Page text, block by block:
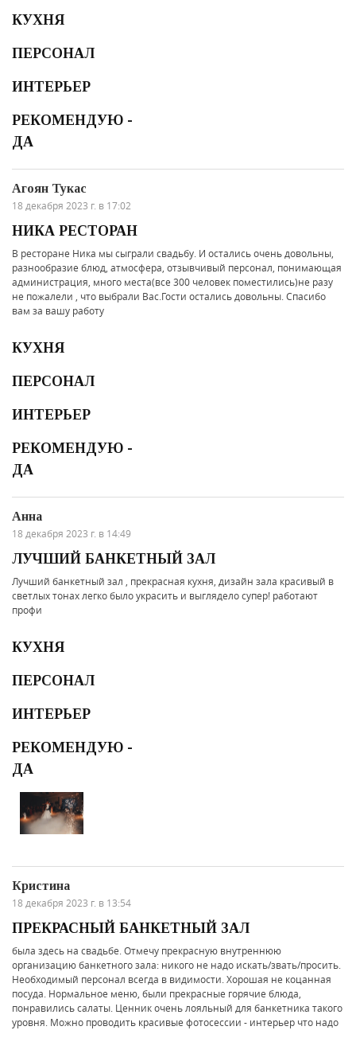
КУХНЯ
ПЕРСОНАЛ
ИНТЕРЬЕР
РЕКОМЕНДУЮ -
ДА
Агоян Тукас
18 декабря 2023 г. в 17:02
НИКА РЕСТОРАН
В ресторане Ника мы сыграли свадьбу. И остались очень довольны,
разнообразие блюд, атмосфера, отзывчивый персонал, понимающая
администрация, много места(все 300 человек поместились)не разу
не пожалели , что выбрали Вас.Гости остались довольны. Спасибо
вам за вашу работу
КУХНЯ
ПЕРСОНАЛ
ИНТЕРЬЕР
РЕКОМЕНДУЮ -
ДА
Анна
18 декабря 2023 г. в 14:49
ЛУЧШИЙ БАНКЕТНЫЙ ЗАЛ
Лучший банкетный зал , прекрасная кухня, дизайн зала красивый в
светлых тонах легко было украсить и выглядело супер! работают
профи
КУХНЯ
ПЕРСОНАЛ
ИНТЕРЬЕР
РЕКОМЕНДУЮ -
ДА
Кристина
18 декабря 2023 г. в 13:54
ПРЕКРАСНЫЙ БАНКЕТНЫЙ ЗАЛ
была здесь на свадьбе. Отмечу прекрасную внутреннюю
организацию банкетного зала: никого не надо искать/звать/просить.
Необходимый персонал всегда в видимости. Хорошая не коцанная
посуда. Нормальное меню, были прекрасные горячие блюда,
понравились салаты. Ценник очень лояльный для банкетника такого
уровня. Можно проводить красивые фотосессии - интерьер что надо